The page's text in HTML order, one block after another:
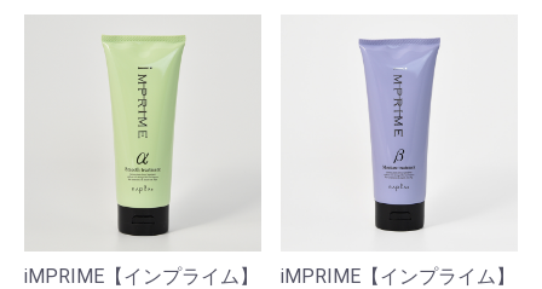
iMPRIME【インプライム】
iMPRIME【インプライム】